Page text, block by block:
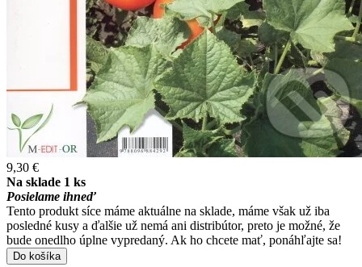
9,30 €
Na sklade 1 ks
Posielame ihneď
Tento produkt síce máme aktuálne na sklade, máme však už iba
posledné kusy a ďalšie už nemá ani distribútor, preto je možné, že
bude onedlho úplne vypredaný. Ak ho chcete mať, ponáhľajte sa!
Do košíka